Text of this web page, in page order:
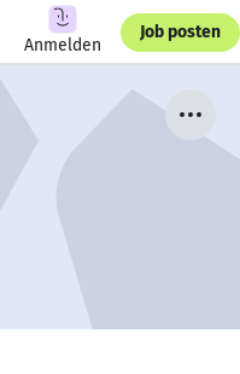
Anmelden
Job posten